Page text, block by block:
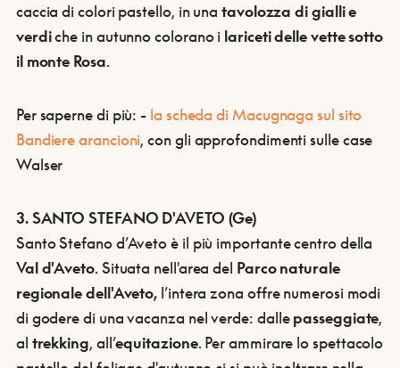
caccia di colori pastello, in unatavolozza di gialli e
verdiche in autunno colorano i lariceti delle vette sotto
il monte Rosa.
Per saperne di più: - la scheda di Macugnaga sul sito
Bandiere arancioni, con gli approfondimenti sulle case
Walser
3. SANTO STEFANO D'AVETO (Ge)
Santo Stefano d’Aveto è il più importante centro della
Val d'Aveto. Situata nell'area del Parco naturale
regionale dell'Aveto, l’intera zona offre numerosi modi
di godere di una vacanza nel verde: dallepasseggiate,
al trekking, all’equitazione. Per ammirare lo spettacolo